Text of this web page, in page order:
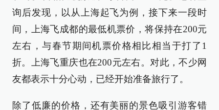
询后发现，以从上海起飞为例，接下来一段时
间，上海飞成都的最低机票价，将保持在200元
左右，与春节期间机票价格相比相当于打了1
折。上海飞重庆也在200元左右。对此，不少网
友都表示十分心动，已经开始准备旅行了。
除了低廉的价格，还有美丽的景色吸引游客错